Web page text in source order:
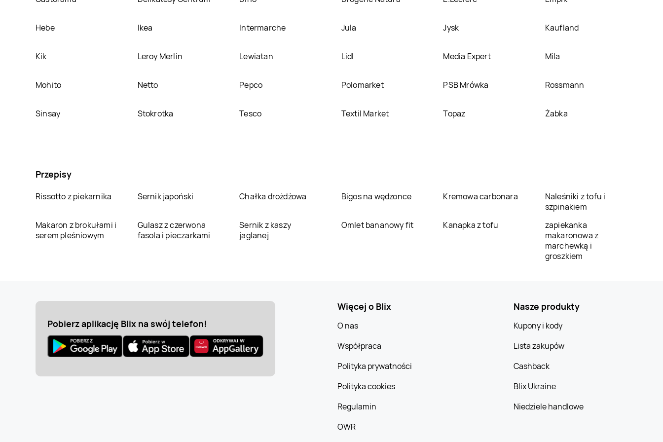
Hebe Ikea Intermarche Jula Jysk Kaufland
Kik Leroy Merlin Lewiatan Lidl Media Expert Mila
Mohito Netto Pepco Polomarket PSB Mrówka Rossmann
Sinsay Stokrotka Tesco Textil Market Topaz Żabka
Przepisy
Rissotto z piekarnika Sernik japoński Chałka drożdżowa Bigos na wędzonce Kremowa carbonara
Naleśniki z tofu i
szpinakiem
Makaron z brokułami i
serem pleśniowym
Gulasz z czerwona
fasola i pieczarkami
Sernik z kaszy
jaglanej
Omlet bananowy fit Kanapka z tofu
zapiekanka
makaronowa z
marchewką i
groszkiem
Pobierz aplikację Blix na swój telefon!
Więcej o Blix
O nas
Współpraca
Polityka prywatności
Polityka cookies
Regulamin
OWR
Nasze produkty
Kupony i kody
Lista zakupów
Cashback
Blix Ukraine
Niedziele handlowe